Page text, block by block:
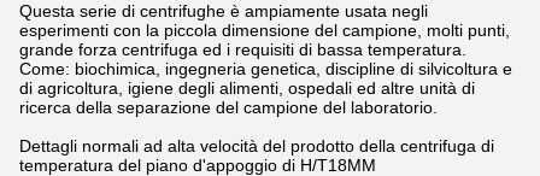
Questa serie di centrifughe è ampiamente usata negli
esperimenti con la piccola dimensione del campione, molti punti,
grande forza centrifuga ed i requisiti di bassa temperatura.
Come: biochimica, ingegneria genetica, discipline di silvicoltura e
di agricoltura, igiene degli alimenti, ospedali ed altre unità di
ricerca della separazione del campione del laboratorio.
Dettagli normali ad alta velocità del prodotto della centrifuga di
temperatura del piano d'appoggio di H/T18MM